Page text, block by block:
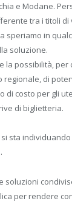
e Modane.
tra i titoli di
speriamo in
soluzione.
la possibilità, per
regionale, di
di costo per gli
di biglietteria.
sta
soluzioni
per rendere